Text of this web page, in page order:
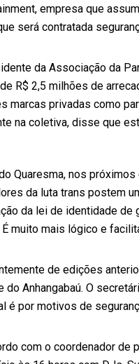
empresa que
será contratada
da Associação da
R$ 2,5 milhões de
marcas privadas como
na coletiva, disse que
Quaresma, nos
da luta trans postem
da lei de identidade de
muito mais lógico e
de edições
do Anhangabaú. O
é por motivos de
com o coordenador de